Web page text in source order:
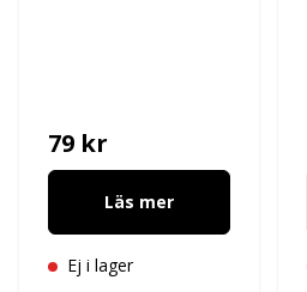
79 kr
Läs mer
Ej i lager